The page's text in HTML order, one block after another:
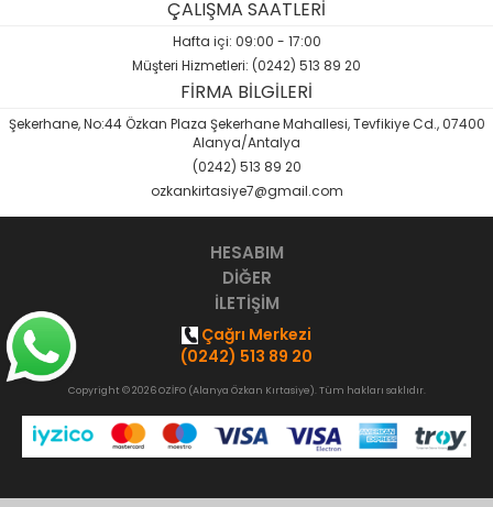
Yardımcı Kaynak Kitaplar
ÇALIŞMA SAATLERİ
Hafta içi: 09:00 - 17:00
Müşteri Hizmetleri: (0242) 513 89 20
FİRMA BİLGİLERİ
Şekerhane, No:44 Özkan Plaza Şekerhane Mahallesi, Tevfikiye Cd., 07400
Alanya/Antalya
(0242) 513 89 20
ozkankirtasiye7@gmail.com
HESABIM
DİĞER
İLETİŞİM
Çağrı Merkezi
(0242) 513 89 20
Copyright © 2026 OZİFO (Alanya Özkan Kırtasiye). Tüm hakları saklıdır.